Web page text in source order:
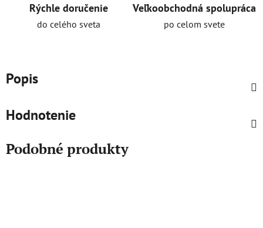
Rýchle doručenie
do celého sveta
Veľkoobchodná spolupráca
po celom svete
Popis
Hodnotenie
Podobné produkty